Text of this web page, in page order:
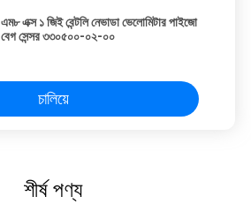
এম৮ এক্স ১ জিই বেন্টলি নেভাডা ভেলোমিটার পাইজো
বেগ সেন্সর ৩৩০৫০০-০২-০০
চালিয়ে
শীর্ষ পণ্য